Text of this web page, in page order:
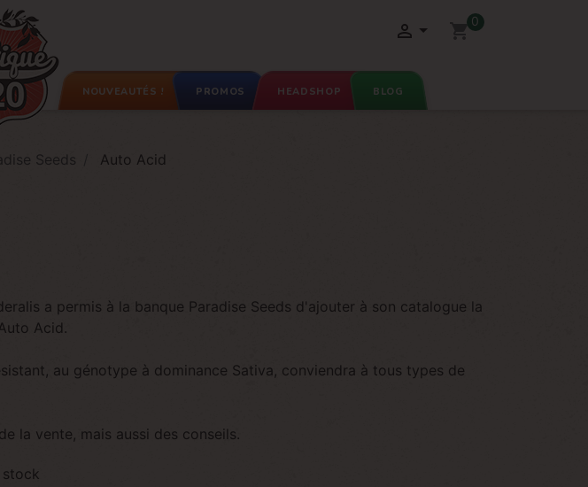
 shopping_cart0
NOUVEAUTÉS ! PROMOS HEADSHOP BLOG
Seeds Auto Acid
a permis à la banque Paradise Seeds d'ajouter à son catalogue la
Acid.
au génotype à dominance Sativa, conviendra à tous types de
la vente, mais aussi des conseils.
stock